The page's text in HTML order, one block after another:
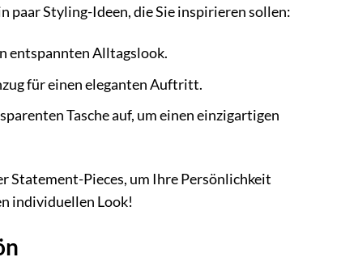
paar Styling-Ideen, die Sie inspirieren sollen:
entspannten Alltagslook.
für einen eleganten Auftritt.
Tasche auf, um einen einzigartigen
Statement-Pieces, um Ihre Persönlichkeit
individuellen Look!